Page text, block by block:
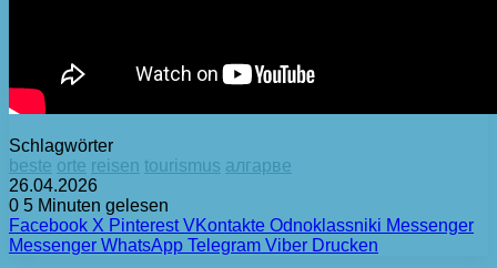
Schlagwörter
beste orte reisen tourismus алгарве
26.04.2026
0 5 Minuten gelesen
Facebook X Pinterest VKontakte Odnoklassniki Messenger
Messenger WhatsApp Telegram Viber Drucken